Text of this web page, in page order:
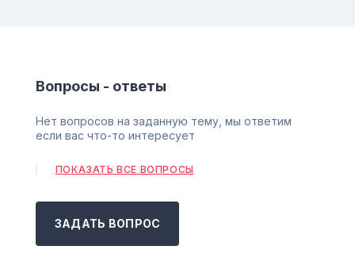
Вопросы - ответы
Нет вопросов на заданную тему, мы ответим
если вас что-то интересует
ПОКАЗАТЬ ВСЕ ВОПРОСЫ
ЗАДАТЬ ВОПРОС